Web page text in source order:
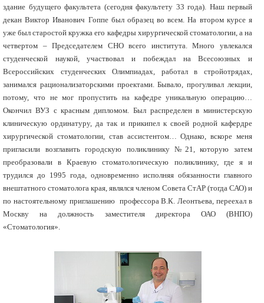
здание будущего факультета (сегодня факультету 33 года). Наш первый
декан Виктор Иванович Гоппе был образец во всем. На втором курсе я
уже был старостой кружка его кафедры хирургической стоматологии, а на
четвертом – Председателем СНО всего института. Много увлекался
студенческой наукой, участвовал и побеждал на Всесоюзных и
Всероссийских студенческих Олимпиадах, работал в стройотрядах,
занимался рационализаторскими проектами. Бывало, прогуливал лекции,
потому, что не мог пропустить на кафедре уникальную операцию…
Окончил ВУЗ с красным дипломом. Был распределен в министерскую
клиническую ординатуру, да так и прикипел к своей родной кафердре
хирургической стоматологии, став ассистентом… Однако, вскоре меня
пригласили возглавить городскую поликлинику №21, которую затем
преобразовали в Краевую стоматологическую поликлинику, где я и
трудился до 1995 года, одновременно исполняя обязанности главного
внештатного стоматолога края, являлся членом Совета СтАР (тогда САО) и
по настоятельному приглашению профессора В.К. Леонтьева, переехал в
Москву на должность заместителя директора ОАО (ВНПО)
«Стоматология».